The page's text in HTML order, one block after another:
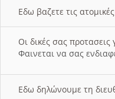
Εδω βαζετε τις
Οι δικές σας
Φαινεται να σας
Εδω δηλώνουμε τη